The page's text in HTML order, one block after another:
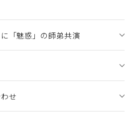
「魅惑」の師弟共演
せ